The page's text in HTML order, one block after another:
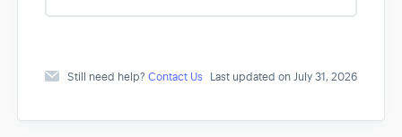
s
Still need help?Contact Us Last updated on July 31, 2026